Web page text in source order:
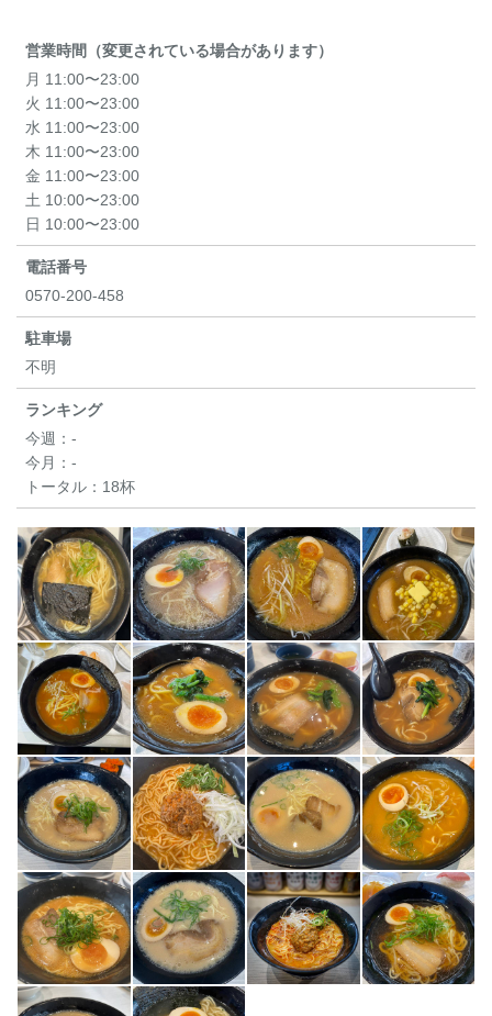
営業時間（変更されている場合があります）
月 11:00〜23:00
火 11:00〜23:00
水 11:00〜23:00
木 11:00〜23:00
金 11:00〜23:00
土 10:00〜23:00
日 10:00〜23:00
電話番号
0570-200-458
駐車場
不明
ランキング
今週： -
今月： -
トータル： 18杯